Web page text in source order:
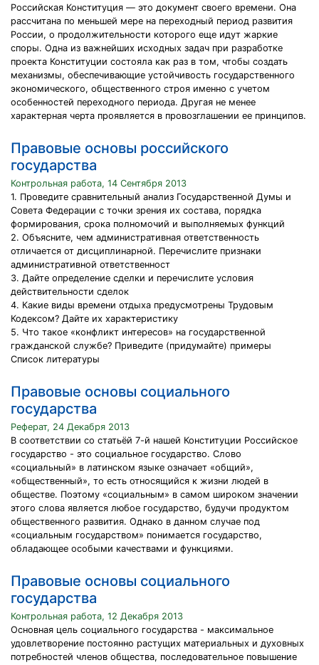
Российская Конституция — это документ своего времени. Она
рассчитана по меньшей мере на переходный период развития
России, о продолжительности которого еще идут жаркие
споры. Одна из важнейших исходных задач при разработке
проекта Конституции состояла как раз в том, чтобы создать
механизмы, обеспечивающие устойчивость государственного
экономического, общественного строя именно с учетом
особенностей переходного периода. Другая не менее
характерная черта проявляется в провозглашении ее принципов.
Правовые основы российского
государства
Контрольная работа, 14 Сентября 2013
1. Проведите сравнительный анализ Государственной Думы и
Совета Федерации с точки зрения их состава, порядка
формирования, срока полномочий и выполняемых функций
2. Объясните, чем административная ответственность
отличается от дисциплинарной. Перечислите признаки
административной ответственност
3. Дайте определение сделки и перечислите условия
действительности сделок
4. Какие виды времени отдыха предусмотрены Трудовым
Кодексом? Дайте их характеристику
5. Что такое «конфликт интересов» на государственной
гражданской службе? Приведите (придумайте) примеры
Список литературы
Правовые основы социального
государства
Реферат, 24 Декабря 2013
В соответствии со статьёй 7-й нашей Конституции Российское
государство - это социальное государство. Слово
«социальный» в латинском языке означает «общий»,
«общественный», то есть относящийся к жизни людей в
обществе. Поэтому «социальным» в самом широком значении
этого слова является любое государство, будучи продуктом
общественного развития. Однако в данном случае под
«социальным государством» понимается государство,
обладающее особыми качествами и функциями.
Правовые основы социального
государства
Контрольная работа, 12 Декабря 2013
Основная цель социального государства - максимальное
удовлетворение постоянно растущих материальных и духовных
потребностей членов общества, последовательное повышение